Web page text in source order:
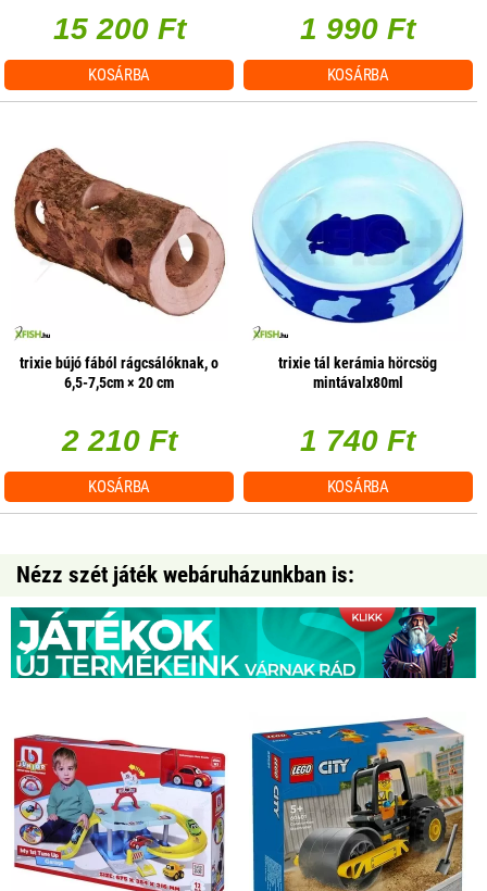
15 200 Ft
KOSÁRBA
1 990 Ft
KOSÁRBA
trixie bújó fából rágcsálóknak, o
6,5-7,5cm × 20 cm
2 210 Ft
KOSÁRBA
trixie tál kerámia hörcsög
mintávalx80ml
1 740 Ft
KOSÁRBA
Nézz szét játék webáruházunkban is: